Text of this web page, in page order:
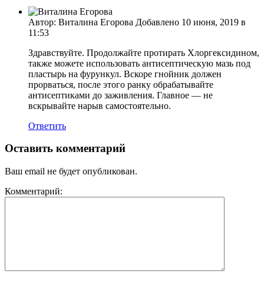
Автор: Виталина Егорова Добавлено 10 июня, 2019 в
11:53
Здравствуйте. Продолжайте протирать Хлоргексидином,
также можете использовать антисептическую мазь под
пластырь на фурункул. Вскоре гнойник должен
прорваться, после этого ранку обрабатывайте
антисептиками до заживления. Главное — не
вскрывайте нарыв самостоятельно.
Ответить
Оставить комментарий
Ваш email не будет опубликован.
Комментарий: